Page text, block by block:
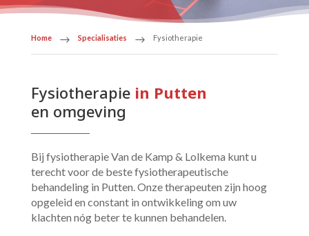
Home $ Specialisaties $ Fysiotherapie
Fysiotherapie in Putten
en omgeving
Bij fysiotherapie Van de Kamp & Lolkema kunt u
terecht voor de beste fysiotherapeutische
behandeling in Putten. Onze therapeuten zijn hoog
opgeleid en constant in ontwikkeling om uw
klachten nóg beter te kunnen behandelen.